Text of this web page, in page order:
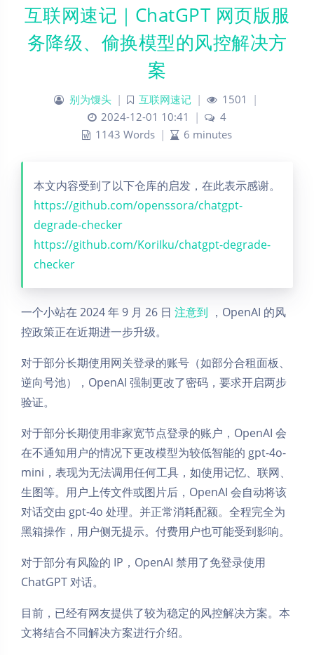
互联网速记｜ChatGPT 网页版服
务降级、偷换模型的风控解决方
案
别为馒头 | 互联网速记 | 1501
|
2024-12-01 10:41
|
4
1143 Words | 6 minutes
本文内容受到了以下仓库的启发，在此表示感谢。
https://github.com/openssora/chatgpt-
degrade-checker
https://github.com/KoriIku/chatgpt-degrade-
checker
一个小站在 2024 年 9 月 26 日 注意到 ，OpenAI 的风
控政策正在近期进一步升级。
对于部分长期使用网关登录的账号（如部分合租面板、
逆向号池），OpenAI 强制更改了密码，要求开启两步
验证。
对于部分长期使用非家宽节点登录的账户，OpenAI 会
在不通知用户的情况下更改模型为较低智能的 gpt-4o-
mini，表现为无法调用任何工具，如使用记忆、联网、
生图等。用户上传文件或图片后，OpenAI 会自动将该
对话交由 gpt-4o 处理。并正常消耗配额。全程完全为
黑箱操作，用户侧无提示。付费用户也可能受到影响。
对于部分有风险的 IP，OpenAI 禁用了免登录使用
ChatGPT 对话。
目前，已经有网友提供了较为稳定的风控解决方案。本
文将结合不同解决方案进行介绍。